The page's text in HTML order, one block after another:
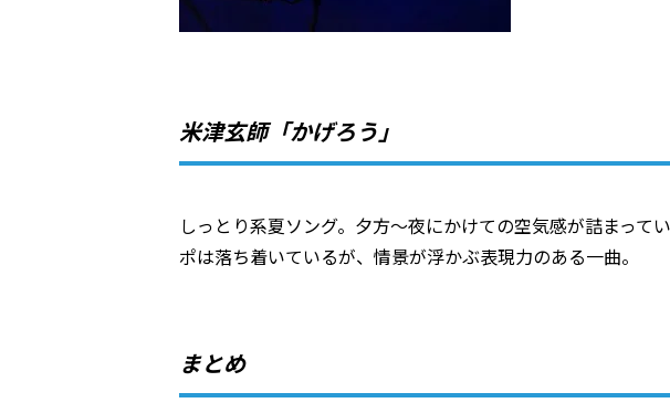
米津玄師「かげろう」
しっとり系夏ソング。夕方～夜にかけての空気感が詰まって
ポは落ち着いているが、情景が浮かぶ表現力のある一曲。
まとめ